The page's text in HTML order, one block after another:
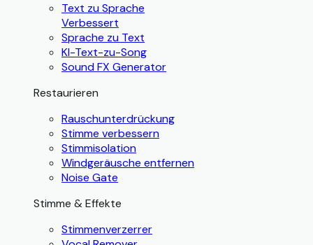
Text zu Sprache
Verbessert
Sprache zu Text
KI-Text-zu-Song
Sound FX Generator
Restaurieren
Rauschunterdrückung
Stimme verbessern
Stimmisolation
Windgeräusche entfernen
Noise Gate
Stimme & Effekte
Stimmenverzerrer